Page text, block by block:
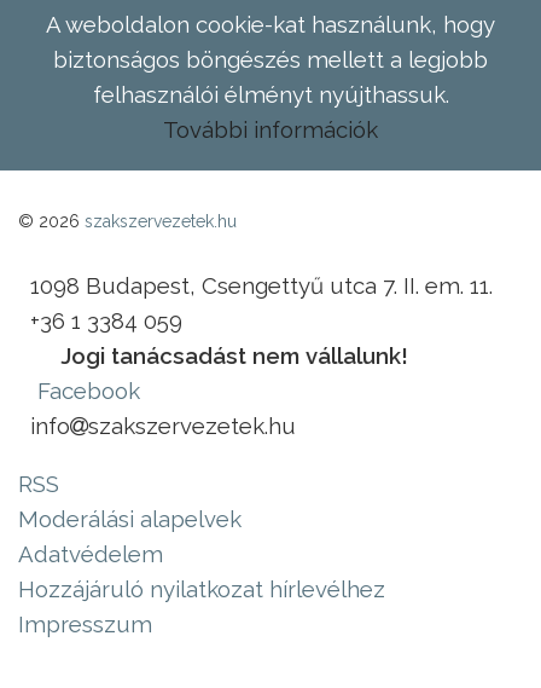
A weboldalon cookie-kat használunk, hogy
biztonságos böngészés mellett a legjobb
felhasználói élményt nyújthassuk.
További információk
© 2026 szakszervezetek.hu
1098 Budapest, Csengettyű utca 7. II. em. 11.
+36 1 3384 059
Jogi tanácsadást nem vállalunk!
Facebook
info
szakszervezetek.hu
RSS
Moderálási alapelvek
Adatvédelem
Hozzájáruló nyilatkozat hírlevélhez
Impresszum